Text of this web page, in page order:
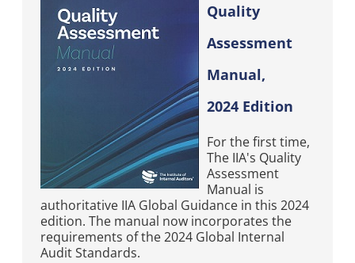
Quality
Assessment
Manual,
2024 Edition
For the first time,
The IIA's Quality
Assessment
Manual is
authoritative IIA Global Guidance in this 2024
edition. The manual now incorporates the
requirements of the 2024 Global Internal
Audit Standards.